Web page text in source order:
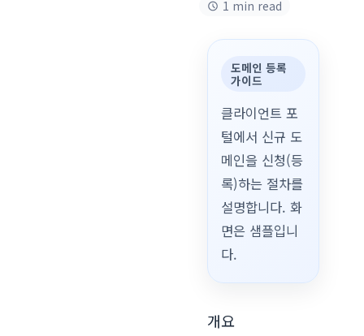
1 min read
도메인 등록
가이드
클라이언트 포
털에서 신규 도
메인을 신청(등
록)하는 절차를
설명합니다. 화
면은 샘플입니
다.
개요